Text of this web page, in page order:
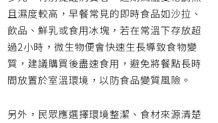
且濕度較高，早餐常見的即時食品如沙拉、
飲品、鮮乳或食用冰塊，若在常溫下存放超
過2小時，微生物便會快速生長導致食物變
質，建議購買後盡速食用，避免將餐點長時
間放置於室溫環境，以防食品變質風險。
另外，民眾應選擇環境整潔、食材來源清楚